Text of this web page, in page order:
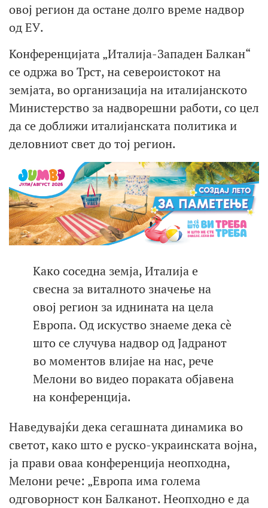
овој регион да остане долго време надвор
од ЕУ.
Конференцијата „Италија-Западен Балкан“
се одржа во Трст, на североистокот на
земјата, во организација на италијанското
Министерство за надворешни работи, со цел
да се доближи италијанската политика и
деловниот свет до тој регион.
Како соседна земја, Италија е
свесна за виталното значење на
овој регион за иднината на цела
Европа. Од искуство знаеме дека сè
што се случува надвор од Јадранот
во моментов влијае на нас, рече
Мелони во видео пораката објавена
на конференција.
Наведувајќи дека сегашната динамика во
светот, како што е руско-украинската војна,
ја прави оваа конференција неопходна,
Мелони рече: „Европа има голема
одговорност кон Балканот. Неопходно е да